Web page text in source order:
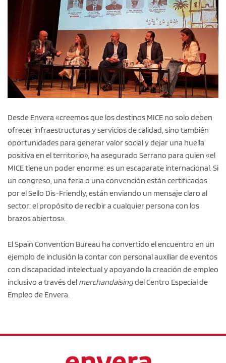
Desde Envera «creemos que los destinos MICE no solo deben
ofrecer infraestructuras y servicios de calidad, sino también
oportunidades para generar valor social y dejar una huella
positiva en el territorio», ha asegurado Serrano para quien «el
MICE tiene un poder enorme: es un escaparate internacional. Si
un congreso, una feria o una convención están certificados
por el Sello Dis-Friendly, están enviando un mensaje claro al
sector: el propósito de recibir a cualquier persona con los
brazos abiertos».
El Spain Convention Bureau ha convertido el encuentro en un
ejemplo de inclusión la contar con personal auxiliar de eventos
con discapacidad intelectual y apoyando la creación de empleo
inclusivo a través del merchandaisingdel Centro Especial de
Empleo de Envera.